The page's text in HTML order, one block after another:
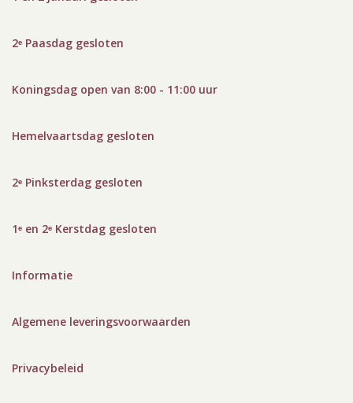
2ᵉ Paasdag gesloten
Koningsdag open van 8:00 - 11:00 uur
Hemelvaartsdag gesloten
2ᵉ Pinksterdag gesloten
1ᵉ en 2ᵉ Kerstdag gesloten
Informatie
Algemene leveringsvoorwaarden
Privacybeleid